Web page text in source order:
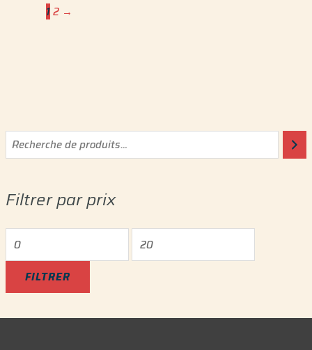
Filtrer par prix
r
x
n
r
x
FILTRER
12 →